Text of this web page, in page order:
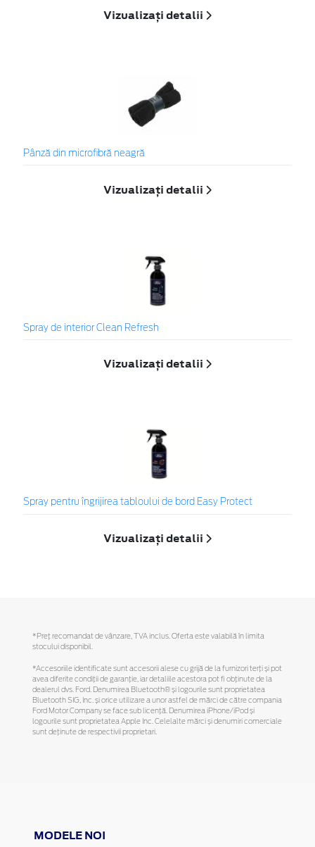
Vizualizați detalii
Pânză din microfibră neagră
Vizualizați detalii
Spray de interior Clean Refresh
Vizualizați detalii
Spray pentru îngrijirea tabloului de bord Easy Protect
Vizualizați detalii
*Preţ recomandat de vânzare, TVA inclus. Oferta este valabilă în limita
stocului disponibil.
*Accesoriile identificate sunt accesorii alese cu grijă de la furnizori terți și pot
avea diferite condiții de garanție, iar detaliile acestora pot fi obținute de la
dealerul dvs. Ford. Denumirea Bluetooth® și logourile sunt proprietatea
Bluetooth SIG, Inc. și orice utilizare a unor astfel de mărci de către compania
Ford Motor Company se face sub licență. Denumirea iPhone/iPod și
logourile sunt proprietatea Apple Inc. Celelalte mărci și denumiri comerciale
sunt deținute de respectivii proprietari.
MODELE NOI